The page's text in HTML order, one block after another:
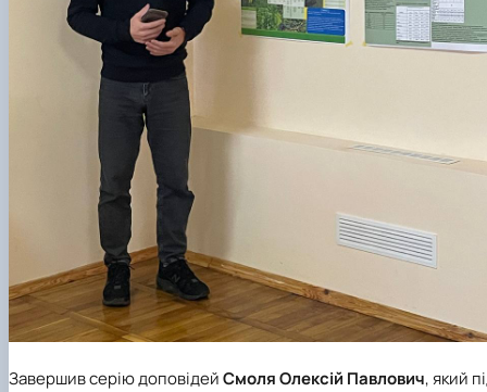
Завершив серію доповідейСмоля Олексій Павлович, який